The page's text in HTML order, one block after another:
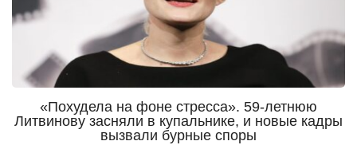
«Похудела на фоне стресса». 59-летнюю
Литвинову засняли в купальнике, и новые кадры
вызвали бурные споры